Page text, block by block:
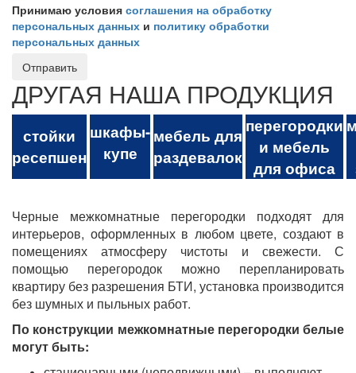
Принимаю условия соглашения на обработку
персональных данных и политику обработки
персональных данных
Отправить
ДРУГАЯ НАША ПРОДУКЦИЯ
стойки
ресепшен
шкафы-
купе
мебель для
раздевалок
перегородки
и мебель
для офиса
Черные межкомнатные перегородки подходят для
интерьеров, оформленных в любом цвете, создают в
помещениях атмосферу чистоты и свежести. С
помощью перегородок можно перепланировать
квартиру без разрешения БТИ, установка производится
без шумных и пыльных работ.
По конструкции межкомнатные перегородки белые
могут быть: